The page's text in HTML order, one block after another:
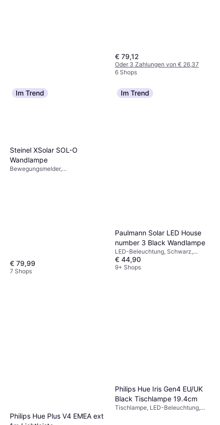
Globo Lighting Annika
Hängeleuchte Pendelleuchte
€ 79,12
Oder 3 Zahlungen von € 26,37
6 Shops
Im Trend
Steinel XSolar SOL-O
Wandlampe
Bewegungsmelder,
€ 79,99
7 Shops
Im Trend
Paulmann Solar LED House
number 3 Black Wandlampe
LED-Beleuchtung, Schwarz,
Edelstahl, Kunststoff, IP-Schutzart:
IP44
€ 44,90
9+ Shops
Philips Hue Plus V4 EMEA ext
Philips Hue Iris Gen4 EU/UK
Black Tischlampe 19.4cm
Tischlampe, LED-Beleuchtung,